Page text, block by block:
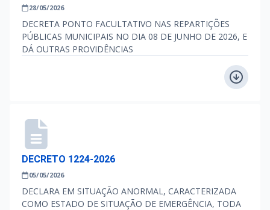
28/05/2026
DECRETA PONTO FACULTATIVO NAS REPARTIÇÕES
PÚBLICAS MUNICIPAIS NO DIA 08 DE JUNHO DE 2026, E
DÁ OUTRAS PROVIDÊNCIAS
DECRETO 1224-2026
05/05/2026
DECLARA EM SITUAÇÃO ANORMAL, CARACTERIZADA
COMO ESTADO DE SITUAÇÃO DE EMERGÊNCIA, TODA